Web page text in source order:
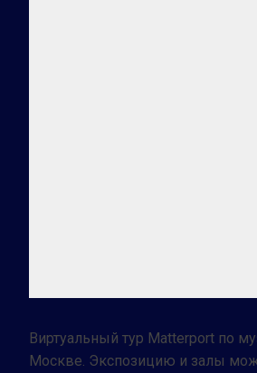
Виртуальный тур Matterport по
Москве. Экспозицию и залы